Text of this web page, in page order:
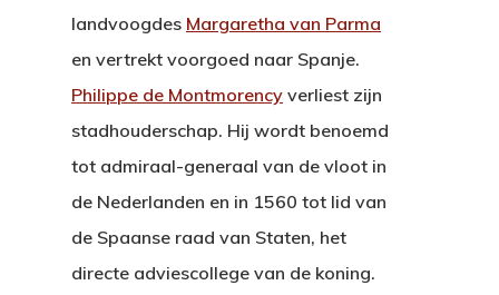
landvoogdes Margaretha van Parma
en vertrekt voorgoed naar Spanje.
Philippe de Montmorency verliest zijn
stadhouderschap. Hij wordt benoemd
tot admiraal-generaal van de vloot in
de Nederlanden en in 1560 tot lid van
de Spaanse raad van Staten, het
directe adviescollege van de koning.